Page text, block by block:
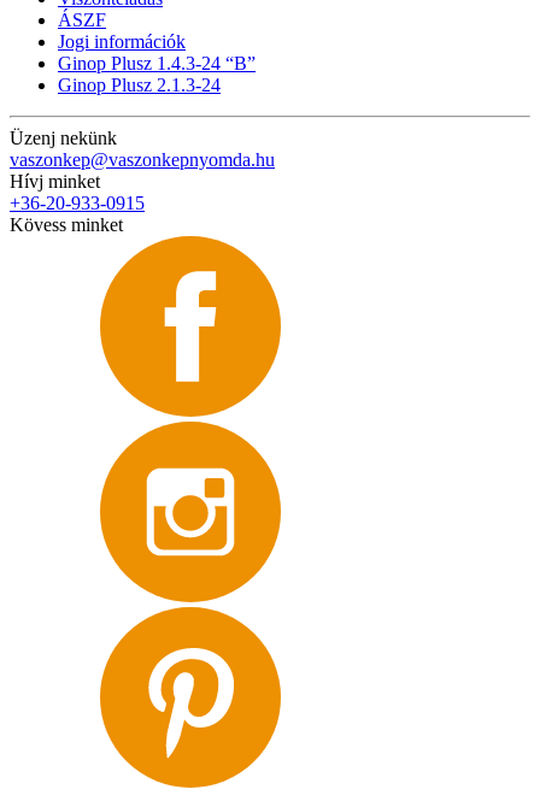
ÁSZF
Jogi információk
Ginop Plusz 1.4.3-24 “B”
Ginop Plusz 2.1.3-24
Üzenj nekünk
vaszonkep@vaszonkepnyomda.hu
Hívj minket
+36-20-933-0915
Kövess minket